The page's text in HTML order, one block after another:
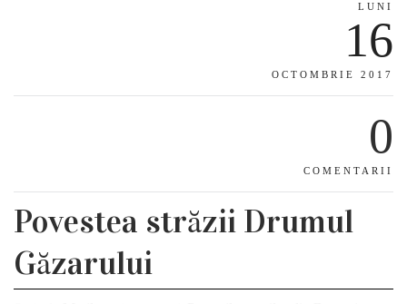
LUNI
16
OCTOMBRIE 2017
0
COMENTARII
Povestea străzii Drumul
Găzarului